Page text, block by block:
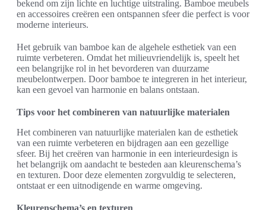
bekend om zijn lichte en luchtige uitstraling. Bamboe meubels
en accessoires creëren een ontspannen sfeer die perfect is voor
moderne interieurs.
Het gebruik van bamboe kan de algehele esthetiek van een
ruimte verbeteren. Omdat het milieuvriendelijk is, speelt het
een belangrijke rol in het bevorderen van duurzame
meubelontwerpen. Door bamboe te integreren in het interieur,
kan een gevoel van harmonie en balans ontstaan.
Tips voor het combineren van natuurlijke materialen
Het combineren van natuurlijke materialen kan de esthetiek
van een ruimte verbeteren en bijdragen aan een gezellige
sfeer. Bij het creëren van harmonie in een interieurdesign is
het belangrijk om aandacht te besteden aan kleurenschema’s
en texturen. Door deze elementen zorgvuldig te selecteren,
ontstaat er een uitnodigende en warme omgeving.